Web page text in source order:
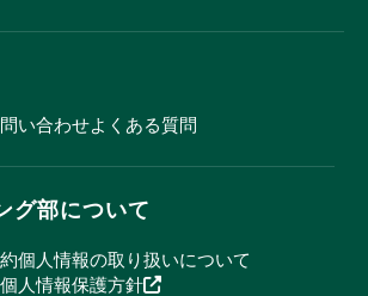
い合わせよくある質問
グ部について
個人情報の取り扱いについて
人情報保護方針